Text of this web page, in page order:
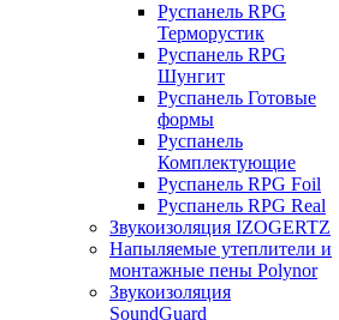
Руспанель RPG
Терморустик
Руспанель RPG
Шунгит
Руспанель Готовые
формы
Руспанель
Комплектующие
Руспанель RPG Foil
Руспанель RPG Real
Звукоизоляция IZOGERTZ
Напыляемые утеплители и
монтажные пены Polynor
Звукоизоляция
SoundGuard